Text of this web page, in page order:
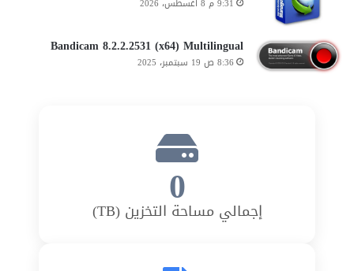
9:31 م 8 أغسطس، 2026
Bandicam 8.2.2.2531 (x64) Multilingual
8:36 ص 19 سبتمبر، 2025
0
إجمالي مساحة التخزين (TB)